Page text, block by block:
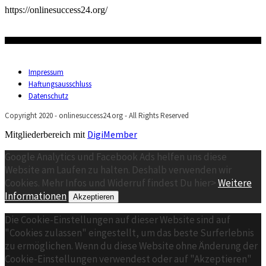
https://onlinesuccess24.org/
Impressum
Haftungsausschluss
Datenschutz
Copyright 2020 - onlinesuccess24.org - All Rights Reserved
Mitgliederbereich mit DigiMember
Google Analytics und Facebook Ads helfen uns diese
Website am Laufen zu halten. Deshalb verwenden wir
Cookies. Mehr Infos und Widerruf findest Du hier>Weitere
Informationen
Akzeptieren
Die Cookie-Einstellungen auf dieser Website sind auf
"Cookies zulassen" eingestellt, um das beste Surferlebnis
zu ermöglichen. Wenn du diese Website ohne Änderung der
Cookie-Einstellungen verwendest oder auf "Akzeptieren"